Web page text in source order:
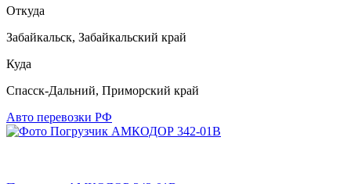
Откуда
Забайкальск, Забайкальский край
Куда
Спасск-Дальний, Приморский край
Авто перевозки РФ